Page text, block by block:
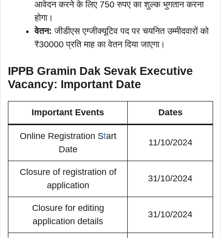
आवेदन करने के लिए 750 रुपए का शुल्क भुगतान करना
होगा।
वेतन: जीडीएस एग्जीक्यूटिव पद पर चयनित उम्मीदवारों को
₹30000 प्रति माह का वेतन दिया जाएगा।
IPPB Gramin Dak Sevak Executive
Vacancy: Important Date
Important Events Dates
Online Registration Start
Date
11/10/2024
Closure of registration of
application
31/10/2024
Closure for editing
application details
31/10/2024